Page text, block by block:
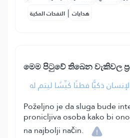
النفحات المكية | هدايات
මෙ⁣ම පිටුවේ තිබෙන වැකිවල
ذكيًّا فطنًا كَيِّسًا ليتم له
Poželjno je da sluga bude
pronicljiva osoba kako bi
na najbolji način.